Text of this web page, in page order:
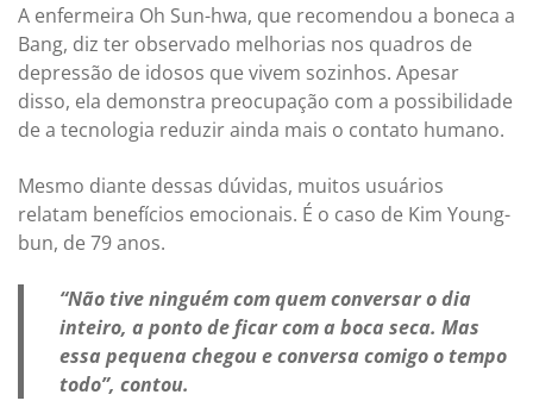
A enfermeira Oh Sun-hwa, que recomendou a boneca a
Bang, diz ter observado melhorias nos quadros de
depressão de idosos que vivem sozinhos. Apesar
disso, ela demonstra preocupação com a possibilidade
de a tecnologia reduzir ainda mais o contato humano.
Mesmo diante dessas dúvidas, muitos usuários
relatam benefícios emocionais. É o caso de Kim Young-
bun, de 79 anos.
“Não tive ninguém com quem conversar o dia
inteiro, a ponto de ficar com a boca seca. Mas
essa pequena chegou e conversa comigo o tempo
todo”, contou.